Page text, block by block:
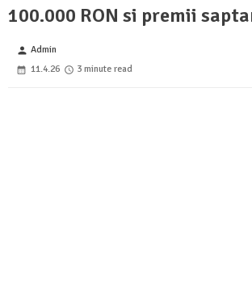
100.000 RON si premii
person Admin
11.4.26
3 minute read